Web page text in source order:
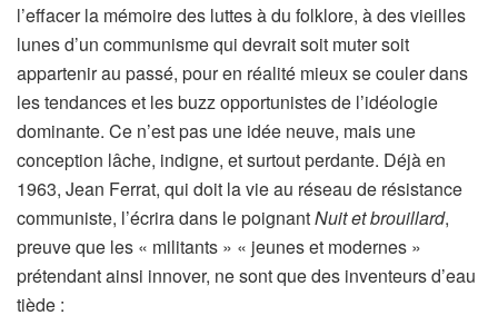
l’effacer la mémoire des luttes à du folklore, à des vieilles
lunes d’un communisme qui devrait soit muter soit
appartenir au passé, pour en réalité mieux se couler dans
les tendances et les buzz opportunistes de l’idéologie
dominante. Ce n’est pas une idée neuve, mais une
conception lâche, indigne, et surtout perdante. Déjà en
1963, Jean Ferrat, qui doit la vie au réseau de résistance
communiste, l’écrira dans le poignantNuit et brouillard,
preuve que les « militants » « jeunes et modernes »
prétendant ainsi innover, ne sont que des inventeurs d’eau
tiède :